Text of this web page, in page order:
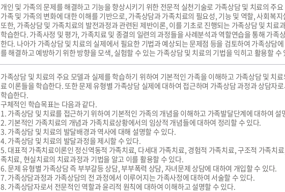
개인 및 가족의 문제를 해결하고 기능을 향상시키기 위한 전문적 실천기술로 가족상담 및 치료의 주
가족 및 가족의 변화에 대한 이해를 기반으로, 가족상담과 가족치료의 필요성, 기능 및 역할, 사회복
또한, 가족상담 및 가족치료의 발전과정과 관련된 제반이론, 이를 기초로 진행되는 가족상담 및 치료
학습한다. 가족사정 및 평가, 가족치료 및 종결의 일련의 과정들을 사례분석과 역할연습을 통해 가족
한다. 나아가 가족상담 및 치료의 실제에서 필요한 기법과 예상되는 문제점 등을 검토하여 가족상담
를 해결하고 예방하기 위한 방향을 모색, 실험할 수 있는 가족상담 및 치료의 기법을 익히고 활용할 수
가족상담 및 치료의 주요 모델과 실제를 학습하기 위하여 기본적인 가족을 이해하고 가족상담 및 치
료 이론들을 학습한다. 또한 문제 유형별 가족상담 실제에 대하여 접근하며 가족상담 과정과 상담자
학습한다.
구체적인 학습목표는 다음과 같다.
1. 가족상담 및 치료를 접근하기 위하여 기본적인 가족의 개념을 이해하고 가족발달단계에 대하여 설
2. 기본적인 가족치료의 개념과 가족치료상황에서의 임상적 개념들에 대하여 정리할 수 있다.
3. 가족상담 및 치료의 발달배경과 역사에 대해 설명할 수 있다.
4. 가족상담 및 치료의 발달과정을 제시할 수 있다.
5. 대표적 가족치료이론인 정신역동적 가족치료, 다세대 가족치료, 경험적 가족치료, 구조적 가족치
족치료, 현실치료의 치료과정과 기법을 알고 이를 활용할 수 있다.
6. 문제 유형별 가족상담 즉 부부갈등 상담, 부부폭력 상담, 자녀문제 상담에 대하여 개입할 수 있다.
7. 가족상담과정과 가족상담의 전 과정에서 이루어지는 가족사정에 대하여 서술할 수 있다.
8. 가족상담자로서 전문적인 역할과 윤리적 원칙에 대하여 이해하고 설명할 수 있다.